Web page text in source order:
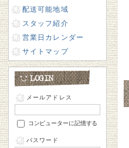
配送可能地域
スタッフ紹介
営業日カレンダー
サイトマップ
メールアドレス
コンピューターに記憶する
パスワード